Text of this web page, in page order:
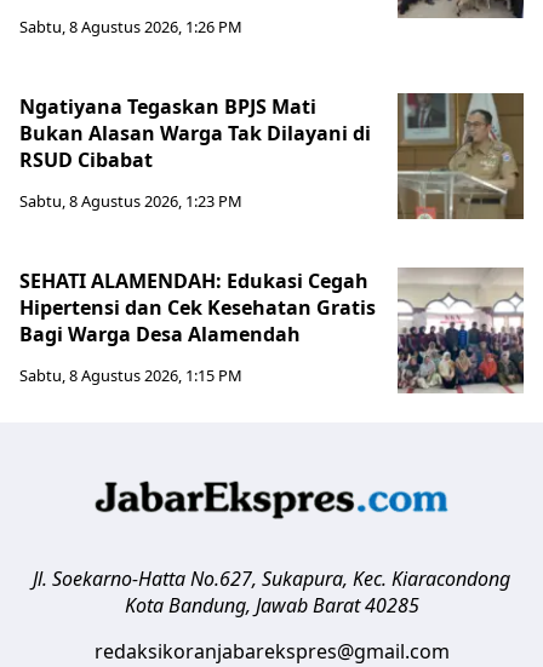
Sabtu, 8 Agustus 2026, 1:26 PM
Ngatiyana Tegaskan BPJS Mati
Bukan Alasan Warga Tak Dilayani di
RSUD Cibabat
Sabtu, 8 Agustus 2026, 1:23 PM
SEHATI ALAMENDAH: Edukasi Cegah
Hipertensi dan Cek Kesehatan Gratis
Bagi Warga Desa Alamendah
Sabtu, 8 Agustus 2026, 1:15 PM
Jl. Soekarno-Hatta No.627, Sukapura, Kec. Kiaracondong
Kota Bandung, Jawab Barat 40285
redaksikoranjabarekspres@gmail.com